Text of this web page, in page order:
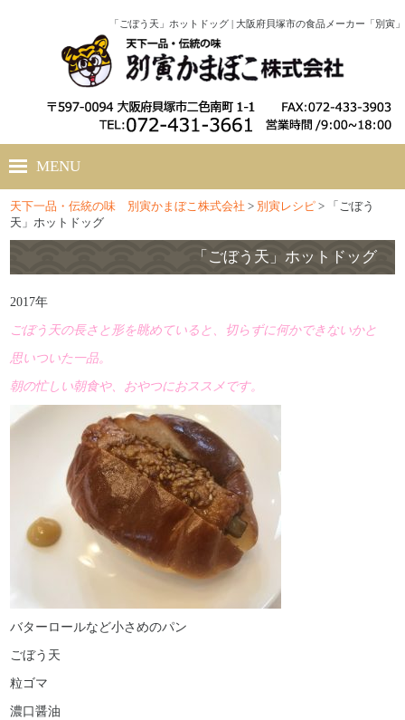
「ごぼう天」ホットドッグ | 大阪府貝塚市の食品メーカー「別寅」
MENU
ホーム
別寅かまぼこのこだわり
商品紹介
別寅レシピ
採用情報
よくある質問
天下一品・伝統の味 別寅かまぼこ株式会社 > 別寅レシピ >
「ごぼう
天」ホットドッグ
「ごぼう天」ホットドッグ
2017年
ごぼう天の長さと形を眺めていると、切らずに何かできないかと
思いついた一品。
朝の忙しい朝食や、おやつにおススメです。
バターロールなど小さめのパン
ごぼう天
粒ゴマ
濃口醤油